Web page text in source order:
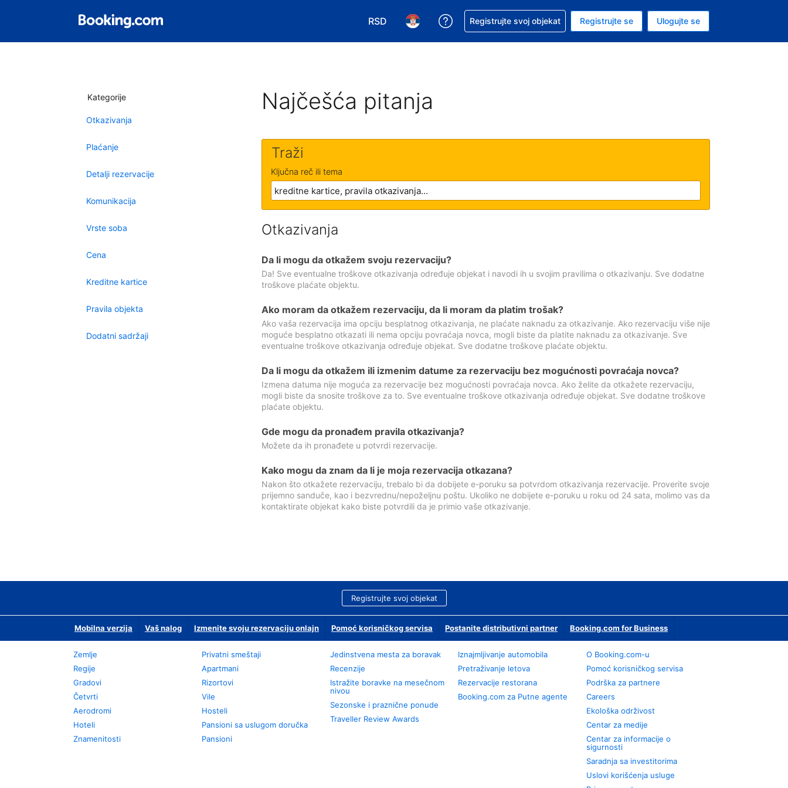
RSD
Izaberite valutu. Vaša trenutna valuta je dinar
Izaberite jezik. Vaš trenutni jezik je Srpskom
Zatražite pomoć u vezi sa rezervacijom
Registrujte svoj objekat Registrujte se Ulogujte se
Kategorije
Otkazivanja
Plaćanje
Detalji rezervacije
Komunikacija
Vrste soba
Cena
Kreditne kartice
Pravila objekta
Dodatni sadržaji
Najčešća pitanja
Traži
Ključna reč ili tema
Otkazivanja
Da li mogu da otkažem svoju rezervaciju?
Da! Sve eventualne troškove otkazivanja određuje objekat i navodi ih u svojim pravilima o otkazivanju. Sve dodatne
troškove plaćate objektu.
Ako moram da otkažem rezervaciju, da li moram da platim trošak?
Ako vaša rezervacija ima opciju besplatnog otkazivanja, ne plaćate naknadu za otkazivanje. Ako rezervaciju više nije
moguće besplatno otkazati ili nema opciju povraćaja novca, mogli biste da platite naknadu za otkazivanje. Sve
eventualne troškove otkazivanja određuje objekat. Sve dodatne troškove plaćate objektu.
Da li mogu da otkažem ili izmenim datume za rezervaciju bez mogućnosti povraćaja novca?
Izmena datuma nije moguća za rezervacije bez mogućnosti povraćaja novca. Ako želite da otkažete rezervaciju,
mogli biste da snosite troškove za to. Sve eventualne troškove otkazivanja određuje objekat. Sve dodatne troškove
plaćate objektu.
Gde mogu da pronađem pravila otkazivanja?
Možete da ih pronađete u potvrdi rezervacije.
Kako mogu da znam da li je moja rezervacija otkazana?
Nakon što otkažete rezervaciju, trebalo bi da dobijete e-poruku sa potvrdom otkazivanja rezervacije. Proverite svoje
prijemno sanduče, kao i bezvrednu/nepoželjnu poštu. Ukoliko ne dobijete e-poruku u roku od 24 sata, molimo vas da
kontaktirate objekat kako biste potvrdili da je primio vaše otkazivanje.
Registrujte svoj objekat
Mobilna verzija Vaš nalog Izmenite svoju rezervaciju onlajn Pomoć korisničkog servisa Postanite distributivni partner Booking.com for Business
Zemlje
Regije
Gradovi
Četvrti
Aerodromi
Hoteli
Znamenitosti
Privatni smeštaji
Apartmani
Rizortovi
Vile
Hosteli
Pansioni sa uslugom doručka
Pansioni
Jedinstvena mesta za boravak
Recenzije
Istražite boravke na mesečnom
nivou
Sezonske i praznične ponude
Traveller Review Awards
Iznajmljivanje automobila
Pretraživanje letova
Rezervacije restorana
Booking.com za Putne agente
О Booking.com-u
Pomoć korisničkog servisa
Podrška za partnere
Careers
Ekološka održivost
Centar za medije
Centar za informacije o
sigurnosti
Saradnja sa investitorima
Uslovi korišćenja usluge